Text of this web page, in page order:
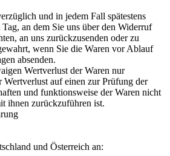
und in jedem Fall spätestens
an dem Sie uns über den Widerruf
an uns zurückzusenden oder zu
wenn Sie die Waren vor Ablauf
absenden.
Wertverlust der Waren nur
Wertverlust auf einen zur Prüfung der
und funktionsweise der Waren nicht
ihnen zurückzuführen ist.
und Österreich an: